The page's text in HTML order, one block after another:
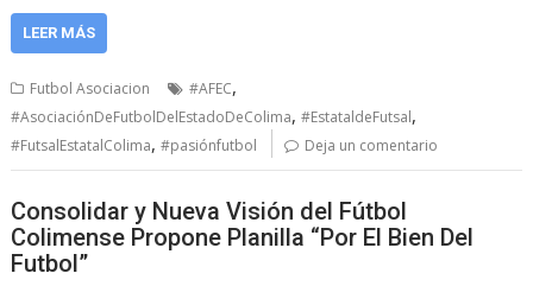
LEER MÁS
Futbol Asociacion #AFEC,
#AsociaciónDeFutbolDelEstadoDeColima,#EstataldeFutsal,
#FutsalEstatalColima,#pasiónfutbol Deja un comentario
Consolidar y Nueva Visión del Fútbol
Colimense Propone Planilla “Por El Bien Del
Futbol”